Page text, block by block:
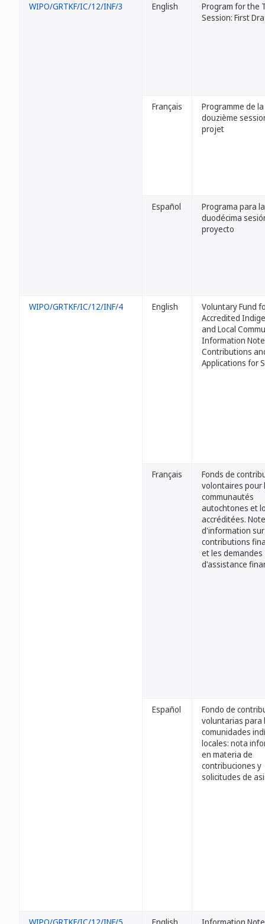
WIPO/GRTKF/IC/12/INF/3 English
Program for the
Session: First
Français
Programme de la
douzième
projet
Español
Programa para la
duodécima
proyecto
WIPO/GRTKF/IC/12/INF/4 English
Voluntary Fund
Accredited
and Local
Information
Contributions
Applications for
Français
Fonds de
volontaires pour
communautés
autochtones et
accréditées. Note
d'information
contributions
et les demandes
d'assistance
Español
Fondo de
voluntarias para
comunidades
locales: nota
en materia de
contribuciones y
solicitudes de